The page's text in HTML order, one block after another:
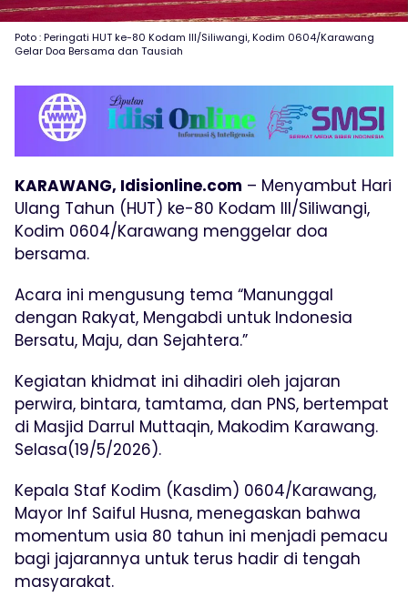
Poto : Peringati HUT ke-80 Kodam III/Siliwangi, Kodim 0604/Karawang
Gelar Doa Bersama dan Tausiah
KARAWANG, Idisionline.com – Menyambut Hari
Ulang Tahun (HUT) ke-80 Kodam III/Siliwangi,
Kodim 0604/Karawang menggelar doa
bersama.
Acara ini mengusung tema “Manunggal
dengan Rakyat, Mengabdi untuk Indonesia
Bersatu, Maju, dan Sejahtera.”
Kegiatan khidmat ini dihadiri oleh jajaran
perwira, bintara, tamtama, dan PNS, bertempat
di Masjid Darrul Muttaqin, Makodim Karawang.
Selasa(19/5/2026).
Kepala Staf Kodim (Kasdim) 0604/Karawang,
Mayor Inf Saiful Husna, menegaskan bahwa
momentum usia 80 tahun ini menjadi pemacu
bagi jajarannya untuk terus hadir di tengah
masyarakat.